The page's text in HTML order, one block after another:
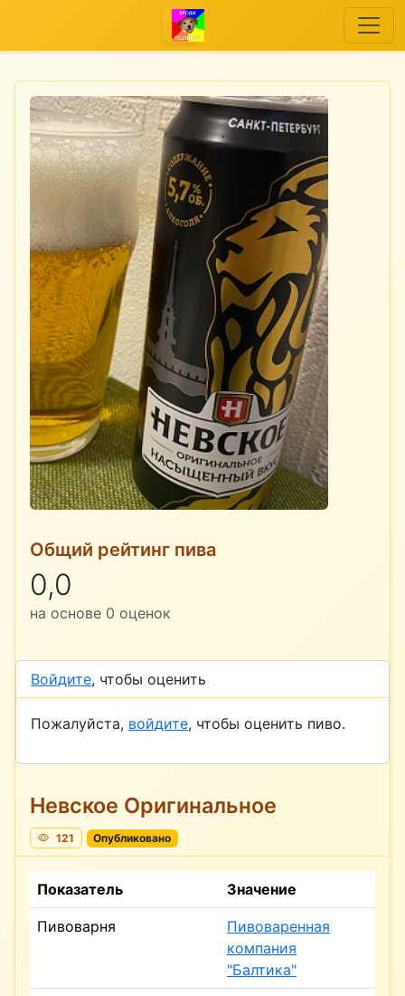
Общий рейтинг пива
0,0
на основе 0 оценок
Войдите, чтобы оценить
Пожалуйста, войдите, чтобы оценить пиво.
Невское Оригинальное
121 Опубликовано
Показатель Значение
Пивоварня
Пивоваренная
компания
"Балтика"